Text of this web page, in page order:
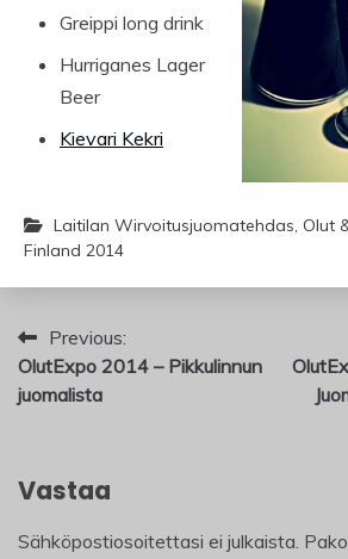
Greippi long drink
Hurriganes Lager
Beer
Kievari Kekri
Laitilan Wirvoitusjuomatehdas, Olut
Finland 2014
Artikkelien
selaus
Previous:
OlutExpo 2014 – Pikkulinnun
juomalista
Vastaa
Sähköpostiosoitettasi ei julkaista.